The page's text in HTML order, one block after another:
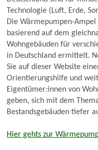
Technologie (Luft, Erde,
Die Wärmepumpen-
basierend auf dem
Wohngebäuden für
in Deutschland ermittelt.
Sie auf dieser Website
Orientierungshilfe und
Eigentümer:innen von
geben, sich mit dem
Bestandsgebäuden tiefer
Hier gehts zur